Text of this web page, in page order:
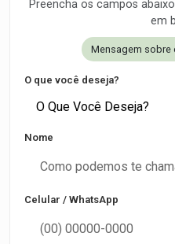
Preencha os campos
em
Mensagem sobre
O que você deseja?
O Que Você Deseja?
Nome
Celular / WhatsApp